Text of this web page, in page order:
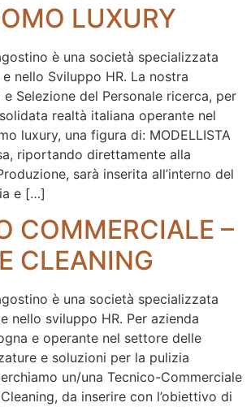
LUXURY
è una società specializzata
nello Sviluppo HR. La nostra
e Selezione del Personale ricerca, per
realtà italiana operante nel
luxury, una figura di: MODELLISTA
riportando direttamente alla
sarà inserita all’interno del
e […]
COMMERCIALE –
CLEANING
è una società specializzata
nello sviluppo HR. Per azienda
e operante nel settore delle
e soluzioni per la pulizia
un/una Tecnico-Commerciale
da inserire con l’obiettivo di